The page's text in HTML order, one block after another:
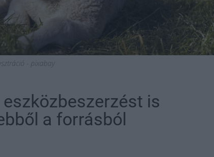
- pixabay
is
a forrásból